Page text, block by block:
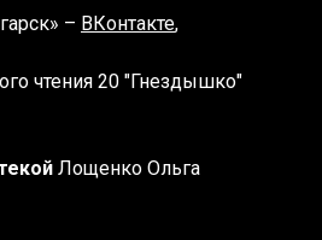
– ВКонтакте,
чтения 20 "Гнездышко"
Лощенко Ольга